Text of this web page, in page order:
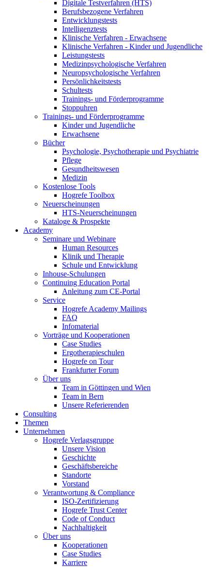
Digitale Testverfahren (HTS)
Berufsbezogene Verfahren
Entwicklungstests
Intelligenztests
Klinische Verfahren - Erwachsene
Klinische Verfahren - Kinder und Jugendliche
Leistungstests
Medizinpsychologische Verfahren
Neuropsychologische Verfahren
Persönlichkeitstests
Schultests
Trainings- und Förderprogramme
Stoppuhren
Trainings- und Förderprogramme
Kinder und Jugendliche
Erwachsene
Bücher
Psychologie, Psychotherapie und Psychiatrie
Pflege
Gesundheitswesen
Medizin
Kostenlose Tools
Hogrefe Toolbox
Neuerscheinungen
HTS-Neuerscheinungen
Kataloge & Prospekte
Academy
Seminare und Webinare
Human Resources
Klinik und Therapie
Schule und Entwicklung
Inhouse-Schulungen
Continuing Education Portal
Anleitung zum CE-Portal
Service
Hogrefe Academy Mailings
FAQ
Infomaterial
Vorträge und Kooperationen
Case Studies
Ergotherapieschulen
Hogrefe on Tour
Frankfurter Forum
Über uns
Team in Göttingen und Wien
Team in Bern
Unsere Referierenden
Consulting
Themen
Unternehmen
Hogrefe Verlagsgruppe
Unsere Vision
Geschichte
Geschäftsbereiche
Standorte
Vorstand
Verantwortung & Compliance
ISO-Zertifizierung
Hogrefe Trust Center
Code of Conduct
Nachhaltigkeit
Über uns
Kooperationen
Case Studies
Karriere